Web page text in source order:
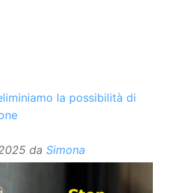
la possibilità di
da Simona